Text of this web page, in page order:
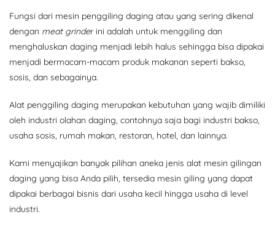
Fungsi dari mesin penggiling daging atau yang sering dikenal
dengan meat grinder ini adalah untuk menggiling dan
menghaluskan daging menjadi lebih halus sehingga bisa dipakai
menjadi bermacam-macam produk makanan seperti bakso,
sosis, dan sebagainya.
Alat penggiling daging merupakan kebutuhan yang wajib dimiliki
oleh industri olahan daging, contohnya saja bagi industri bakso,
usaha sosis, rumah makan, restoran, hotel, dan lainnya.
Kami menyajikan banyak pilihan aneka jenis alat mesin gilingan
daging yang bisa Anda pilih, tersedia mesin giling yang dapat
dipakai berbagai bisnis dari usaha kecil hingga usaha di level
industri.